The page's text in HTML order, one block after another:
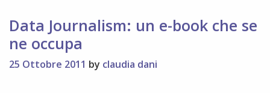
Data Journalism: un e-book che se
ne occupa
25 Ottobre 2011 by claudia dani